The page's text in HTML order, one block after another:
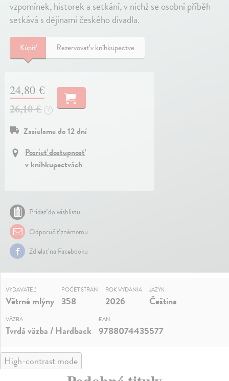
vzpomínek, historek a setkání, v nichž se osobní příběh
setkává s dějinami českého divadla.
Kúpiť Rezervovať v kníhkupectve
24,80 €
26,10 €
?
Zasielame do 12 dní
Pozrieť dostupnosť
v kníhkupectvách
Pridať do wishlistu
Odporučiť známemu
Zdielať na Facebooku
VYDAVATEĽ
Větrné mlýny
POČET STRÁN
358
ROK VYDANIA
2026
JAZYK
Čeština
VÄZBA
Tvrdá väzba / Hardback
EAN
9788074435577
High-contrast mode